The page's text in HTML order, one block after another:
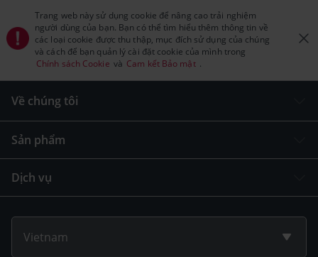
Trang web này sử dụng cookie để nâng cao trải nghiệm
người dùng của bạn. Bạn có thể tìm hiểu thêm thông tin về
các loại cookie được thu thập, mục đích sử dụng của chúng
và cách để bạn quản lý cài đặt cookie của mình trong
Chính sách Cookie và Cam kết Bảo mật .
Về chúng tôi
Sản phẩm
Dịch vụ
Vietnam